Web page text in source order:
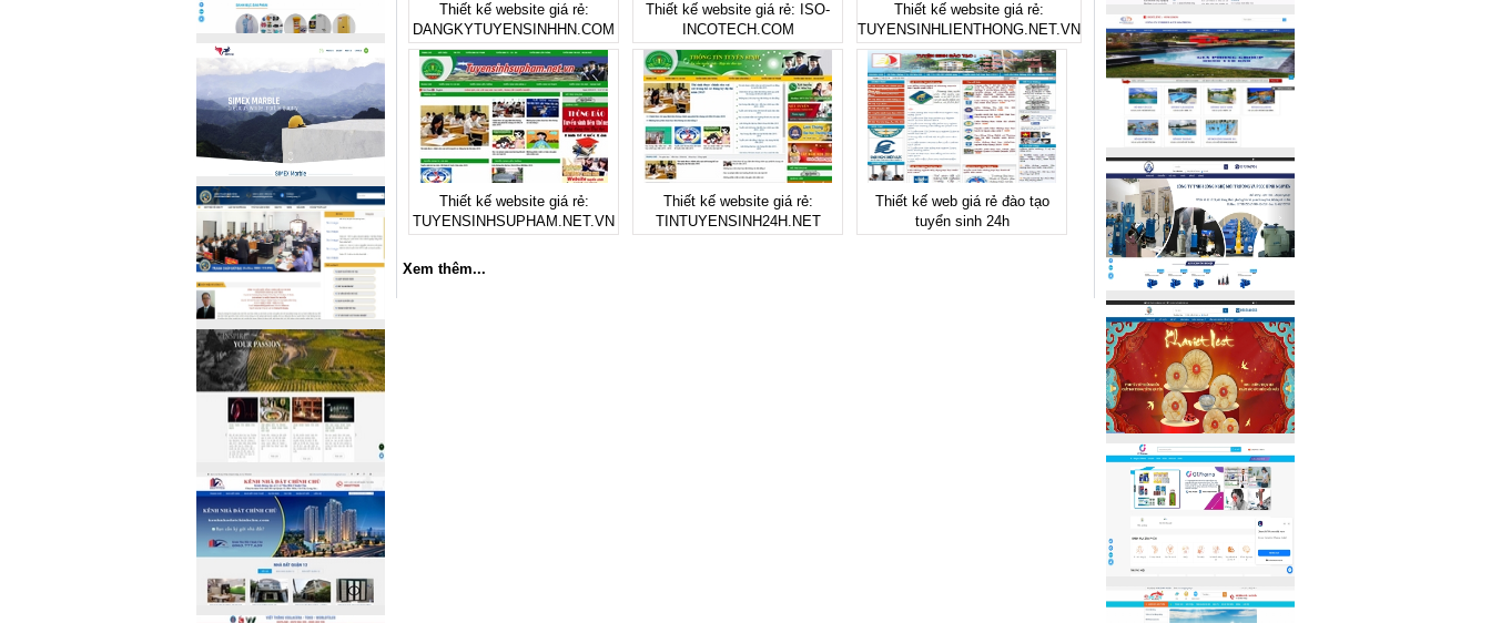
Thiết kế website giá rẻ:
DANGKYTUYENSINHHN.COM
Thiết kế website giá rẻ: ISO-
INCOTECH.COM
Thiết kế website giá rẻ:
TUYENSINHLIENTHONG.NET.VN
Thiết kế website giá rẻ:
TUYENSINHSUPHAM.NET.VN
Thiết kế website giá rẻ:
TINTUYENSINH24H.NET
Thiết kế web giá rẻ đào tạo
tuyển sinh 24h
Xem thêm...